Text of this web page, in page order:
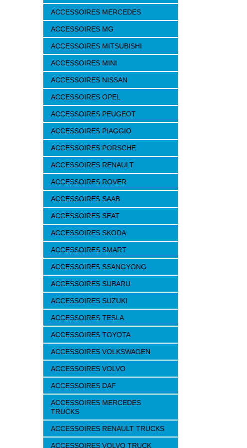
ACCESSOIRES MERCEDES
ACCESSOIRES MG
ACCESSOIRES MITSUBISHI
ACCESSOIRES MINI
ACCESSOIRES NISSAN
ACCESSOIRES OPEL
ACCESSOIRES PEUGEOT
ACCESSOIRES PIAGGIO
ACCESSOIRES PORSCHE
ACCESSOIRES RENAULT
ACCESSOIRES ROVER
ACCESSOIRES SAAB
ACCESSOIRES SEAT
ACCESSOIRES SKODA
ACCESSOIRES SMART
ACCESSOIRES SSANGYONG
ACCESSOIRES SUBARU
ACCESSOIRES SUZUKI
ACCESSOIRES TESLA
ACCESSOIRES TOYOTA
ACCESSOIRES VOLKSWAGEN
ACCESSOIRES VOLVO
ACCESSOIRES DAF
ACCESSOIRES MERCEDES
TRUCKS
ACCESSOIRES RENAULT TRUCKS
ACCESSOIRES VOLVO TRUCK